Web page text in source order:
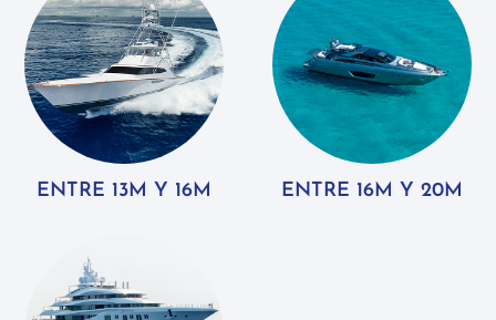
ENTRE 13M Y 16M ENTRE 16M Y 20M